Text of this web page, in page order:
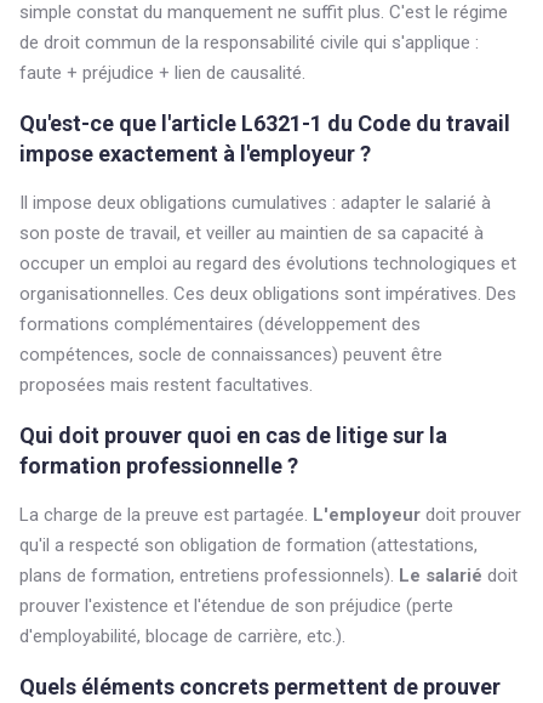
simple constat du manquement ne suffit plus. C'est le régime
de droit commun de la responsabilité civile qui s'applique :
faute + préjudice + lien de causalité.
Qu'est-ce que l'article L6321-1 du Code du travail
impose exactement à l'employeur ?
Il impose deux obligations cumulatives : adapter le salarié à
son poste de travail, et veiller au maintien de sa capacité à
occuper un emploi au regard des évolutions technologiques et
organisationnelles. Ces deux obligations sont impératives. Des
formations complémentaires (développement des
compétences, socle de connaissances) peuvent être
proposées mais restent facultatives.
Qui doit prouver quoi en cas de litige sur la
formation professionnelle ?
La charge de la preuve est partagée. L'employeur doit prouver
qu'il a respecté son obligation de formation (attestations,
plans de formation, entretiens professionnels). Le salarié doit
prouver l'existence et l'étendue de son préjudice (perte
d'employabilité, blocage de carrière, etc.).
Quels éléments concrets permettent de prouver